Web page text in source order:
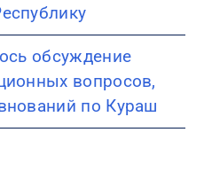
обсуждение
вопросов,
по Кураш